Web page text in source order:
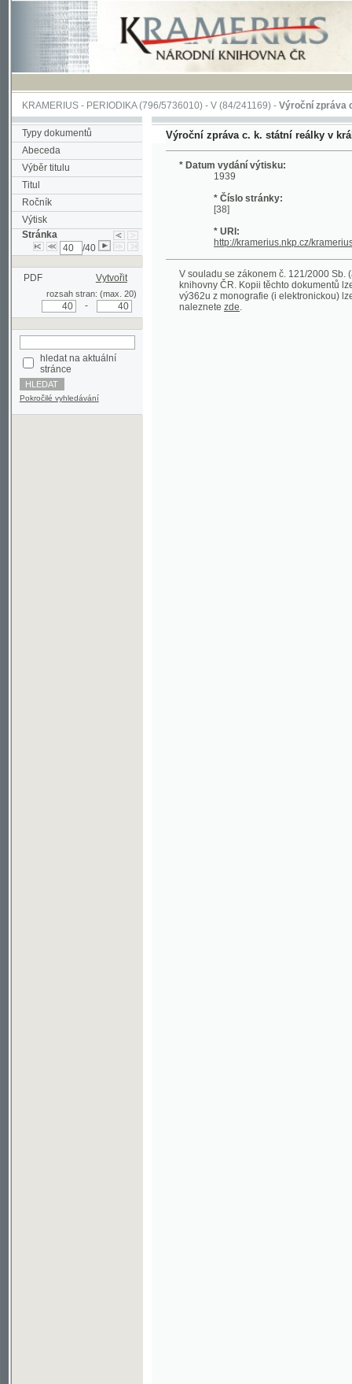
KRAMERIUS-PERIODIKA(796/5736010) -V(84/241169) -Výroční zpráva c. k.
Typy dokumentů
Abeceda
Výběr titulu
Titul
Ročník
Výtisk
Stránka
PDF Vytvořit
rozsah stran: (max. 20)
stránce
Pokročilé vyhledávání
Výroční zpráva c. k. státní reálky v král. hor.
* Datum vydání výtisku:
1939
* Číslo stránky:
* URI:
V souladu se zákonem č. 121/2000 Sb.
knihovny ČR. Kopii těchto dokumentů lze
vý362u z monografie (i elektronickou) lze
naleznetezde.